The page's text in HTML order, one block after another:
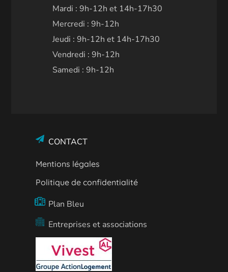
Mardi : 9h-12h et 14h-17h30
Mercredi : 9h-12h
Jeudi : 9h-12h et 14h-17h30
Vendredi : 9h-12h
Samedi : 9h-12h
CONTACT
Mentions légales
Politique de confidentialité
Plan Bleu
Entreprises et associations